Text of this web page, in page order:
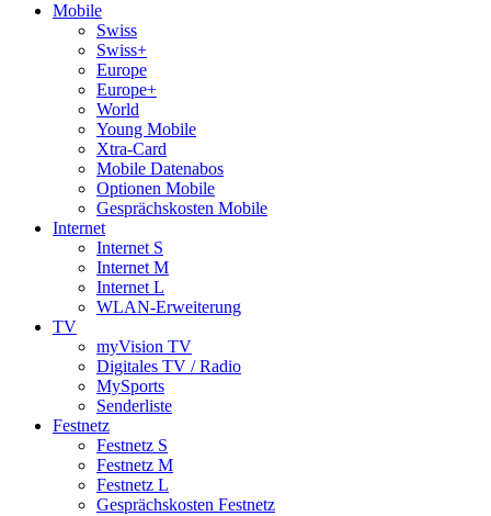
Mobile
Swiss
Swiss+
Europe
Europe+
World
Young Mobile
Xtra-Card
Mobile Datenabos
Optionen Mobile
Gesprächskosten Mobile
Internet
Internet S
Internet M
Internet L
WLAN-Erweiterung
TV
myVision TV
Digitales TV / Radio
MySports
Senderliste
Festnetz
Festnetz S
Festnetz M
Festnetz L
Gesprächskosten Festnetz